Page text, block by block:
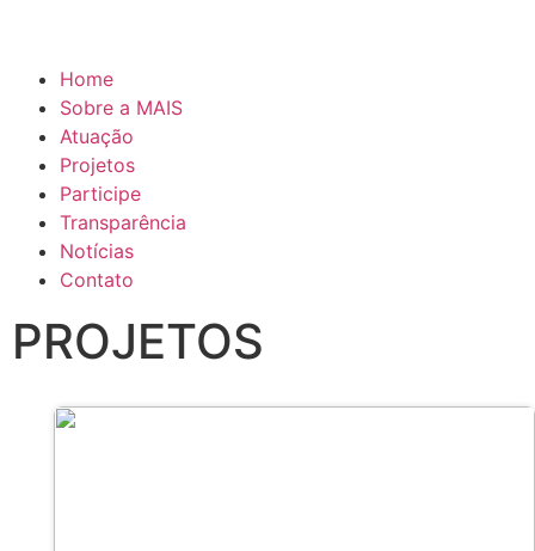
Home
Sobre a MAIS
Atuação
Projetos
Participe
Transparência
Notícias
Contato
PROJETOS